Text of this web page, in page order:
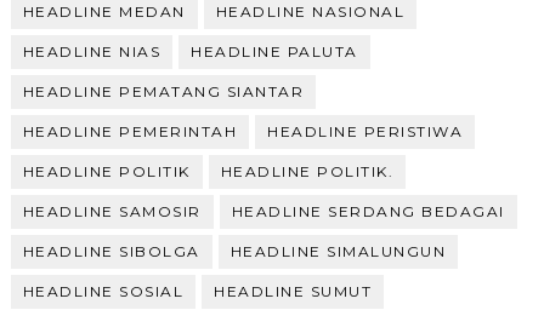
HEADLINE MEDAN HEADLINE NASIONAL
HEADLINE NIAS HEADLINE PALUTA
HEADLINE PEMATANG SIANTAR
HEADLINE PEMERINTAH HEADLINE PERISTIWA
HEADLINE POLITIK HEADLINE POLITIK.
HEADLINE SAMOSIR HEADLINE SERDANG BEDAGAI
HEADLINE SIBOLGA HEADLINE SIMALUNGUN
HEADLINE SOSIAL HEADLINE SUMUT